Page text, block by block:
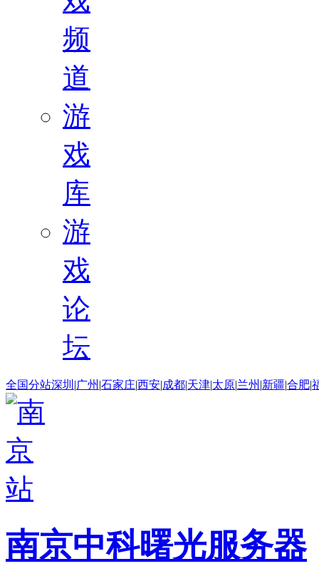
频
道
游
戏
库
游
戏
论
坛
全国分站深圳 |广州 |石家庄|西安|成都|天津|太原|兰州 |新疆|合肥|
南京中科曙光服务器